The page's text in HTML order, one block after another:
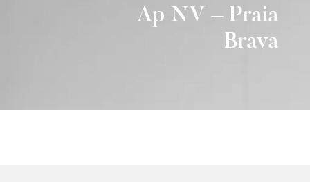
Ap NV – Praia
Brava